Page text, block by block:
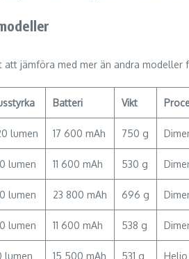
jämföra med mer än andra modeller
Batteri Vikt
lumen 17 600 mAh 750 g
lumen 11 600 mAh 530 g
lumen 23 800 mAh 696 g
lumen 11 600 mAh 538 g
lumen 15 500 mAh 531 g